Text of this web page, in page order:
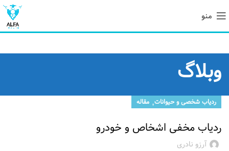
منو
وبلاگ
ردیاب شخصی و حیوانات, مقاله
ردیاب مخفی اشخاص و خودرو
آرزو نادری